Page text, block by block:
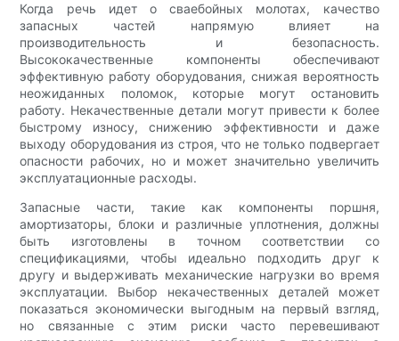
Когда речь идет о сваебойных молотах, качество
запасных частей напрямую влияет на
производительность и безопасность.
Высококачественные компоненты обеспечивают
эффективную работу оборудования, снижая вероятность
неожиданных поломок, которые могут остановить
работу. Некачественные детали могут привести к более
быстрому износу, снижению эффективности и даже
выходу оборудования из строя, что не только подвергает
опасности рабочих, но и может значительно увеличить
эксплуатационные расходы.
Запасные части, такие как компоненты поршня,
амортизаторы, блоки и различные уплотнения, должны
быть изготовлены в точном соответствии со
спецификациями, чтобы идеально подходить друг к
другу и выдерживать механические нагрузки во время
эксплуатации. Выбор некачественных деталей может
показаться экономически выгодным на первый взгляд,
но связанные с этим риски часто перевешивают